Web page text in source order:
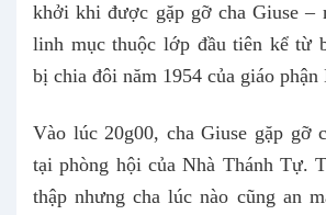
khởi khi được gặp gỡ cha Giuse –
linh mục thuộc lớp đầu tiên kể từ
bị chia đôi năm 1954 của giáo phận
Vào lúc 20g00, cha Giuse gặp gỡ
tại phòng hội của Nhà Thánh Tự.
thập nhưng cha lúc nào cũng an